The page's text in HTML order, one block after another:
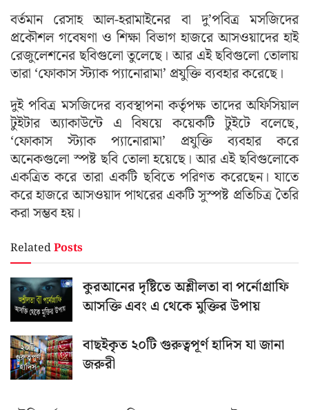
বর্তমান রেসাহ আল-হরামাইনের বা দু’পবিত্র মসজিদের
প্রকৌশল গবেষণা ও শিক্ষা বিভাগ হাজরে আসওয়াদের হাই
রেজুলেশনের ছবিগুলো তুলেছে। আর এই ছবিগুলো তোলায়
তারা ‘ফোকাস স্ট্যাক প্যানোরামা’ প্রযুক্তি ব্যবহার করেছে।
দুই পবিত্র মসজিদের ব্যবস্থাপনা কর্তৃপক্ষ তাদের অফিসিয়াল
টুইটার অ্যাকাউন্টে এ বিষয়ে কয়েকটি টুইটে বলেছে,
‘ফোকাস স্ট্যাক প্যানোরামা’ প্রযুক্তি ব্যবহার করে
অনেকগুলো স্পষ্ট ছবি তোলা হয়েছে। আর এই ছবিগুলোকে
একত্রিত করে তারা একটি ছবিতে পরিণত করেছেন। যাতে
করে হাজরে আসওয়াদ পাথরের একটি সুস্পষ্ট প্রতিচিত্র তৈরি
করা সম্ভব হয়।
RelatedPosts
কুরআনের দৃষ্টিতে অশ্লীলতা বা পর্নোগ্রাফি
আসক্তি এবং এ থেকে মুক্তির উপায়
বাছইকৃত ২০টি গুরুত্বপূর্ণ হাদিস যা জানা
জরুরী